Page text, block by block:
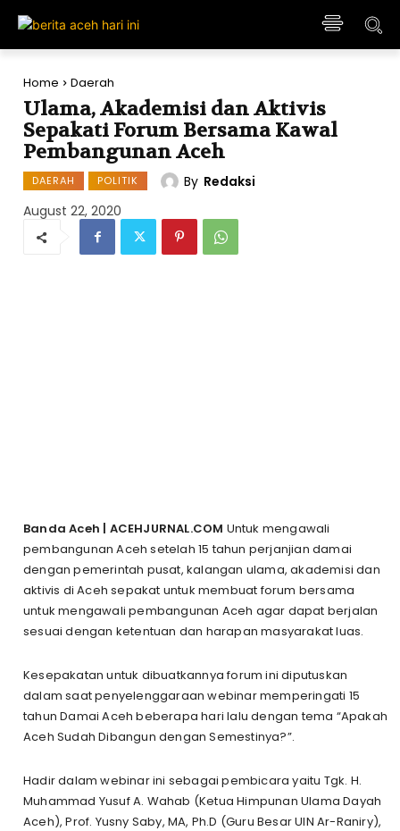
Home Daerah
Ulama, Akademisi dan Aktivis
Sepakati Forum Bersama Kawal
Pembangunan Aceh
DAERAH POLITIK By Redaksi
August 22, 2020
Banda Aceh | ACEHJURNAL.COM Untuk mengawali
pembangunan Aceh setelah 15 tahun perjanjian damai
dengan pemerintah pusat, kalangan ulama, akademisi dan
aktivis di Aceh sepakat untuk membuat forum bersama
untuk mengawali pembangunan Aceh agar dapat berjalan
sesuai dengan ketentuan dan harapan masyarakat luas.
Kesepakatan untuk dibuatkannya forum ini diputuskan
dalam saat penyelenggaraan webinar memperingati 15
tahun Damai Aceh beberapa hari lalu dengan tema “Apakah
Aceh Sudah Dibangun dengan Semestinya?”.
Hadir dalam webinar ini sebagai pembicara yaitu Tgk. H.
Muhammad Yusuf A. Wahab (Ketua Himpunan Ulama Dayah
Aceh), Prof. Yusny Saby, MA, Ph.D (Guru Besar UIN Ar-Raniry),